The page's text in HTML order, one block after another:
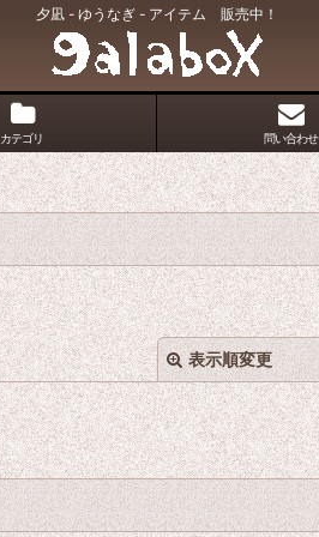
夕凪 - ゆうなぎ - アイテム 販売中！
カテゴリ 問い合わせ
表示順変更